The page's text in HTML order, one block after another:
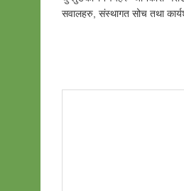
सवालहरु, संस्थागत सोच तथा